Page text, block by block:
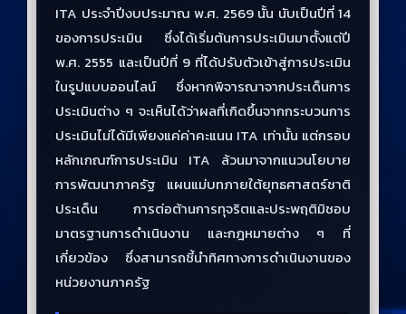
ITA ประจำปีงบประมาณ พ.ศ. 2569 นั้น นับเป็นปีที่ 14
ของการประเมิน ซึ่งได้เริ่มต้นการประเมินมาตั้งแต่ปี
พ.ศ. 2555 และเป็นปีที่ 9 ที่ได้ปรับตัวเข้าสู่การประเมิน
ในรูปแบบออนไลน์ ซึ่งหากพิจารณาจากประเด็นการ
ประเมินต่าง ๆ จะเห็นได้ว่าผลที่เกิดขึ้นจากกระบวนการ
ประเมินไม่ได้มีเพียงแค่ค่าคะแนน ITA เท่านั้น แต่กรอบ
หลักเกณฑ์การประเมิน ITA ล้วนมาจากแนวนโยบาย
การพัฒนาภาครัฐ แผนแม่บทภายใต้ยุทธศาสตร์ชาติ
ประเด็น การต่อต้านการทุจริตและประพฤติมิชอบ
มาตรฐานการดำเนินงาน และกฎหมายต่าง ๆ ที่
เกี่ยวข้อง ซึ่งสามารถชี้นำทิศทางการดำเนินงานของ
หน่วยงานภาครัฐ